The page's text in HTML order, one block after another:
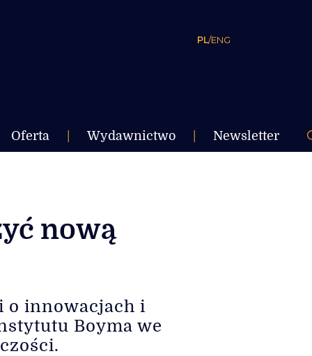
PL/ENG
Oferta Wydawnictwo Newsletter
nową
o innowacjach i
Boyma we